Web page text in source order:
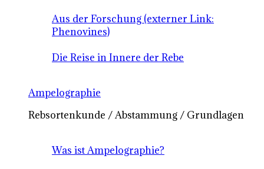
Aus der Forschung (externer Link:
Phenovines)
Die Reise in Innere der Rebe
Ampelographie
Rebsortenkunde / Abstammung / Grundlagen
Was ist Ampelographie?